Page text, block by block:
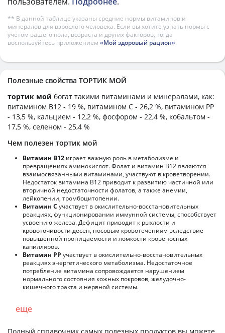
** В данной таблице указаны средние нормы витаминов и
минералов для взрослого человека. Если вы хотите узнать нормы с
учетом вашего пола, возраста и других факторов, тогда
воспользуйтесь приложением «Мой здоровый рацион».
Полезные свойства ТОРТИК МОЙ
тортик мой богат такими витаминами и минералами, как:
витамином B12 - 19 %, витамином C - 26,2 %, витамином PP
- 13,5 %, кальцием - 12,2 %, фосфором - 22,4 %, кобальтом -
17,5 %, селеном - 25,4 %
Чем полезен тортик мой
Витамин В12 играет важную роль в метаболизме и
превращениях аминокислот. Фолат и витамин В12 являются
взаимосвязанными витаминами, участвуют в кроветворении.
Недостаток витамина В12 приводит к развитию частичной или
вторичной недостаточности фолатов, а также анемии,
лейкопении, тромбоцитопении.
Витамин С участвует в окислительно-восстановительных
реакциях, функционировании иммунной системы, способствует
усвоению железа. Дефицит приводит к рыхлости и
кровоточивости десен, носовым кровотечениям вследствие
повышенной проницаемости и ломкости кровеносных
капилляров.
Витамин РР участвует в окислительно-восстановительных
реакциях энергетического метаболизма. Недостаточное
потребление витамина сопровождается нарушением
нормального состояния кожных покровов, желудочно-
кишечного тракта и нервной системы.
еще